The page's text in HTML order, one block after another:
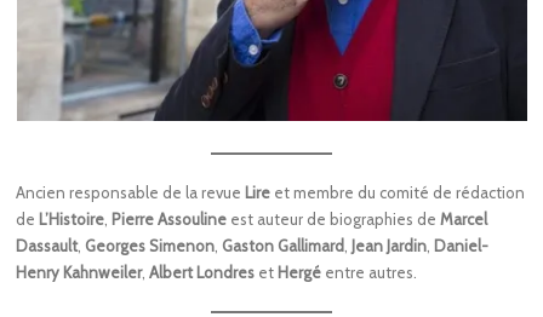
Ancien responsable de la revue Lire et membre du comité de rédaction
de L’Histoire Pierre Assouline est auteur de biographies deMarcel
Dassault, Georges Simenon Gaston Gallimard Jean Jardin Daniel-
Henry Kahnweiler,Albert Londres et Hergé entre autres.